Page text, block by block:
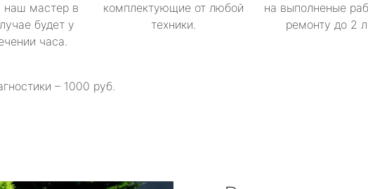
наш мастер в
будет у
часа.
комплектующие от любой
техники.
на выполненые
ремонту до 2
– 1000 руб.